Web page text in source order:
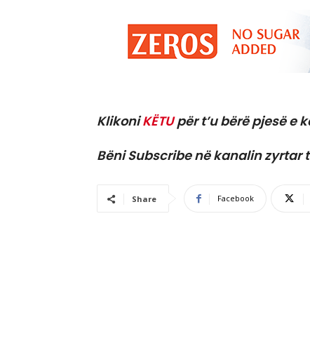
KlikoniKËTUpër t’u bërë pjesë e
Bëni Subscribe në kanalin zyrtar
Share Facebook